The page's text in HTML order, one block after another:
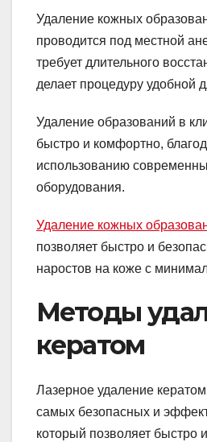
Удаление кожных
проводится под местной
требует длительного
делает процедуру удобной
Удаление образований в
быстро и комфортно,
использованию
оборудования.
Удаление кожных
позволяет быстро и
наростов на коже с
Методы
кератом
Лазерное удаление
самых безопасных и
который позволяет быстро